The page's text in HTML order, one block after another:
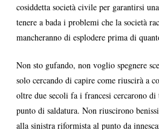
cosiddetta società civile per garantirsi
tenere a bada i problemi che la società
mancheranno di esplodere prima di
Non sto gufando, non voglio spegnere
solo cercando di capire come riuscirà a
oltre due secoli fa i francesi cercarono
punto di saldatura. Non riuscirono
alla sinistra riformista al punto da